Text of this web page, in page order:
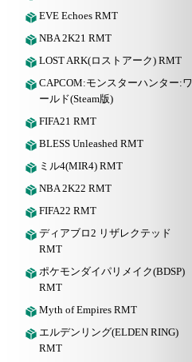
EVE Echoes RMT
NBA 2K21 RMT
LOST ARK(ロストアーク) RMT
CAPCOM:モンスターハンター:ワ
ールド(Steam版)
FIFA21 RMT
BLESS Unleashed RMT
ミル4(MIR4) RMT
NBA 2K22 RMT
FIFA22 RMT
ディアブロ2 リザレクテッド
RMT
ポケモンダイパリメイク(BDSP)
RMT
Myth of Empires RMT
エルデンリング(ELDEN RING)
RMT